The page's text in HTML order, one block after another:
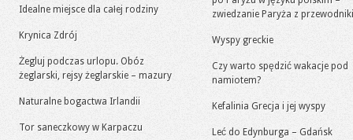
Idealne miejsce dla całej rodziny
Krynica Zdrój
Żegluj podczas urlopu. Obóz
żeglarski, rejsy żeglarskie – mazury
Naturalne bogactwa Irlandii
Tor saneczkowy w Karpaczu
zwiedzanie Paryża z
Wyspy greckie
Czy warto spędzić wakacje pod
namiotem?
Kefalinia Grecja i jej wyspy
Leć do Edynburga – Gdańsk